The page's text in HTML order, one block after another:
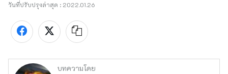
วันที่ปรับปรุงล่าสุด : 2022.01.26
บทความโดย